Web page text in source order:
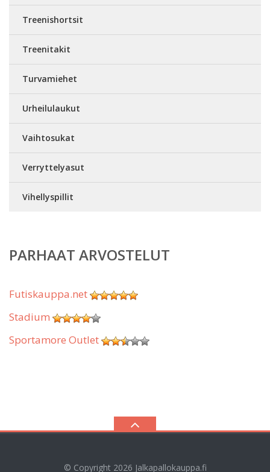
Treenishortsit
Treenitakit
Turvamiehet
Urheilulaukut
Vaihtosukat
Verryttelyasut
Vihellyspillit
PARHAAT ARVOSTELUT
Futiskauppa.net
Stadium
Sportamore Outlet
© Copyright 2026 Jalkapallokauppa.fi